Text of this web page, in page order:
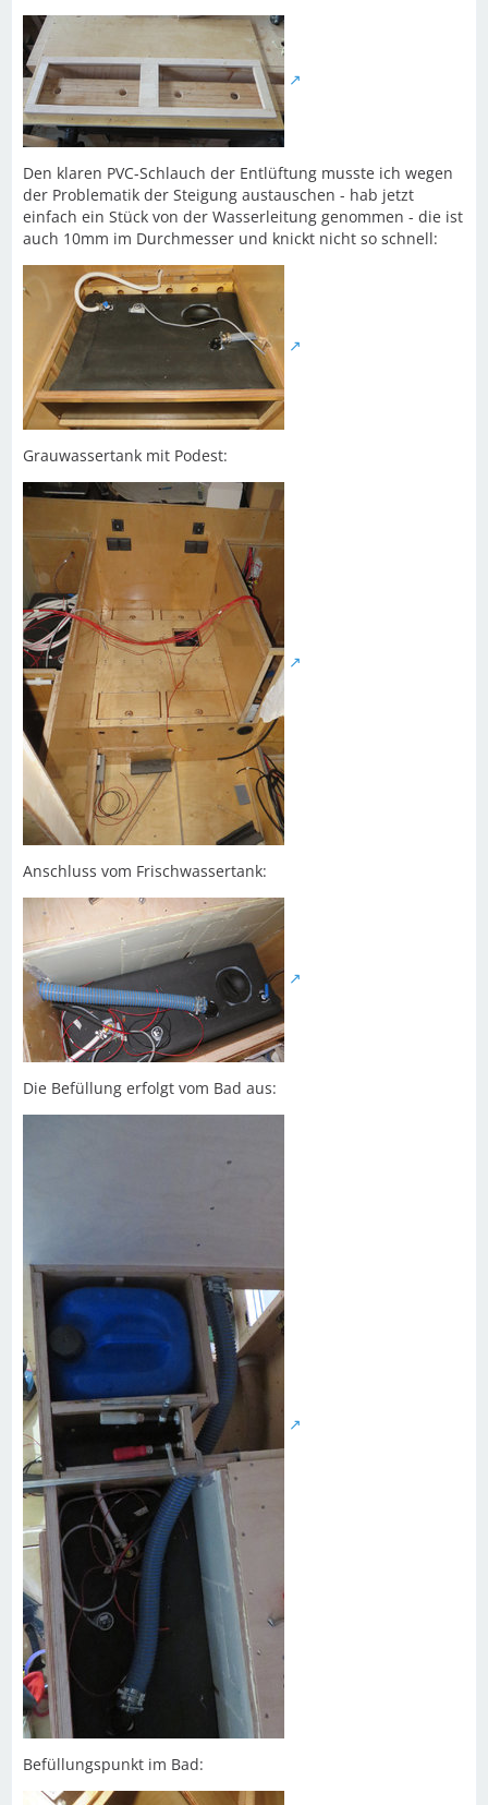
Den klaren PVC-Schlauch der Entlüftung musste ich wegen
der Problematik der Steigung austauschen - hab jetzt
einfach ein Stück von der Wasserleitung genommen - die ist
auch 10mm im Durchmesser und knickt nicht so schnell:
Grauwassertank mit Podest:
Anschluss vom Frischwassertank:
Die Befüllung erfolgt vom Bad aus:
Befüllungspunkt im Bad: